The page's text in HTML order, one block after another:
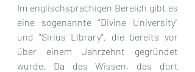
Im englischsprachigen Bereich gibt es
eine sogenannte "Divine University"
und "Sirius Library", die bereits vor
über einem Jahrzehnt gegründet
wurde. Da das Wissen, das dort